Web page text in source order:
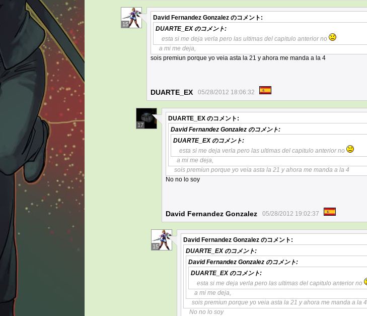
15
David Fernandez Gonzalez のコメント:
DUARTE_EXのコメント:
esta si me deja verla pero las ultimas del capitulo anterior no
a mi me deja,
sois premiun porque yo veia asta la 21 y ahora me manda a la 4
DUARTE_EX 05/28/2012 18:06:32
17
DUARTE_EX のコメント:
David Fernandez Gonzalez のコメント:
DUARTE_EXのコメント:
esta si me deja verla pero las ultimas del capitulo anterior no
a mi me deja,
sois premiun porque yo veia asta la 21 y ahora me manda a la 4
No no lo soy
David Fernandez Gonzalez 05/28/2012 19:02:37
15
David Fernandez Gonzalez のコメント:
DUARTE_EXのコメント:
David Fernandez Gonzalez のコメント:
DUARTE_EXのコメント:
esta si me deja verla pero las ultimas del capitulo anterior no
a mi me deja,
sois premiun porque yo veia asta la 21 y ahora me manda a la 4
No no lo soy